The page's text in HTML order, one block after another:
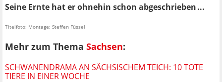
Seine Ernte hat er ohnehin schon abgeschrieben ...
Titelfoto: Montage: Steffen Füssel
Mehr zum Thema Sachsen:
SCHWANENDRAMA AN SÄCHSISCHEM TEICH: 10 TOTE
TIERE IN EINER WOCHE